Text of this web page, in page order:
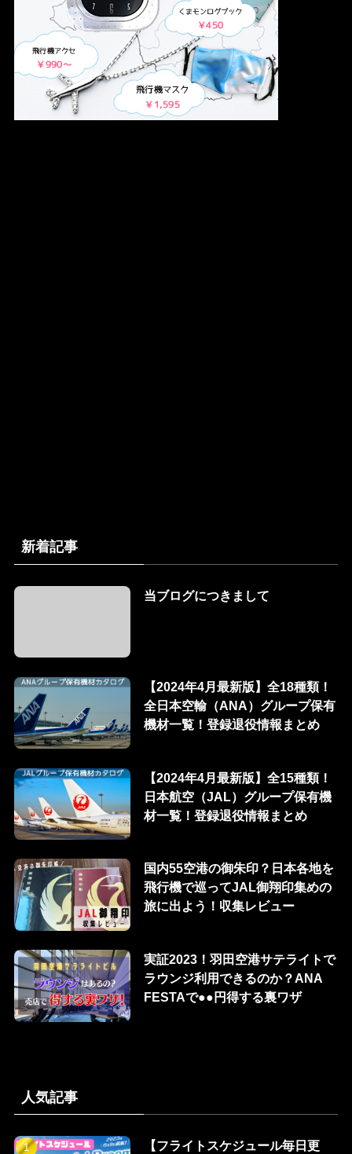
新着記事
当ブログにつきまして
【2024年4月最新版】全18種類！
全日本空輸（ANA）グループ保有
機材一覧！登録退役情報まとめ
【2024年4月最新版】全15種類！
日本航空（JAL）グループ保有機
材一覧！登録退役情報まとめ
国内55空港の御朱印？日本各地を
飛行機で巡ってJAL御翔印集めの
旅に出よう！収集レビュー
実証2023！羽田空港サテライトで
ラウンジ利用できるのか？ANA
FESTAで●●円得する裏ワザ
人気記事
【フライトスケジュール毎日更